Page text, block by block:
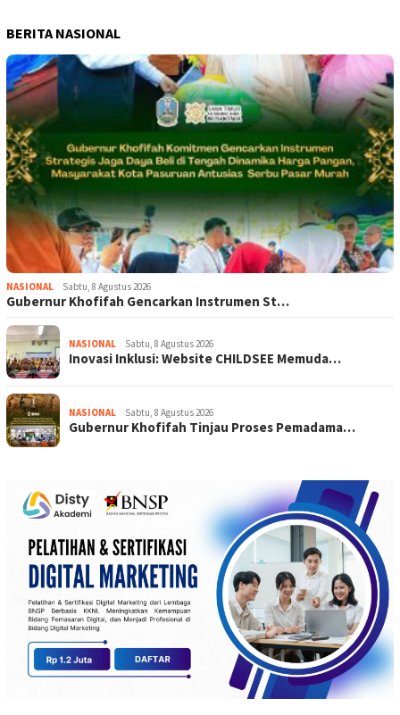
BERITA NASIONAL
NASIONAL Sabtu, 8 Agustus 2026
Gubernur Khofifah Gencarkan Instrumen St…
NASIONAL Sabtu, 8 Agustus 2026
Inovasi Inklusi: Website CHILDSEE Memuda…
NASIONAL Sabtu, 8 Agustus 2026
Gubernur Khofifah Tinjau Proses Pemadama…